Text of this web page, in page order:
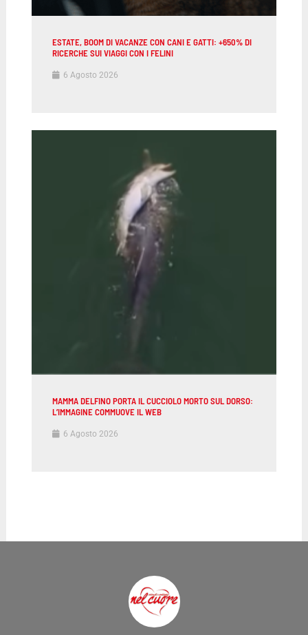
ESTATE, BOOM DI VACANZE CON CANI E GATTI: +650% DI
RICERCHE SUI VIAGGI CON I FELINI
6 Agosto 2026
MAMMA DELFINO PORTA IL CUCCIOLO MORTO SUL DORSO:
L’IMMAGINE COMMUOVE IL WEB
6 Agosto 2026